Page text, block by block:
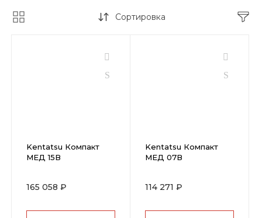
Сортировка
Kentatsu Компакт
МЕД 15В
165 058 ₽
Kentatsu Компакт
МЕД 07В
114 271 ₽